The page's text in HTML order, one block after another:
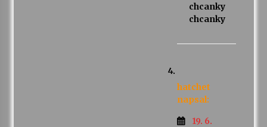
chcanky
chcanky
hatchet
napsal:
19. 6.